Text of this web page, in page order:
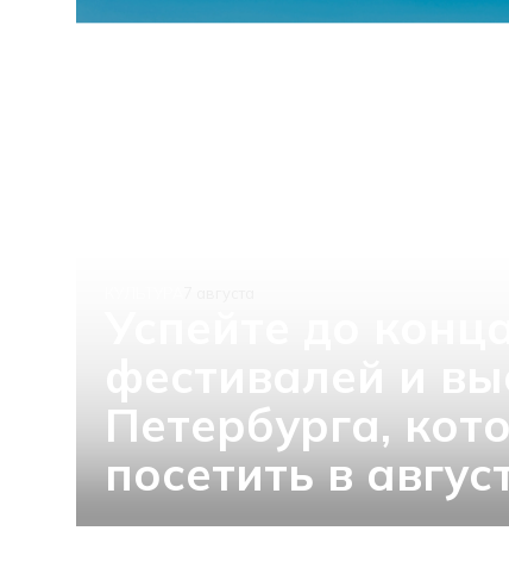
фестивалей и
Петербурга,
посетить в